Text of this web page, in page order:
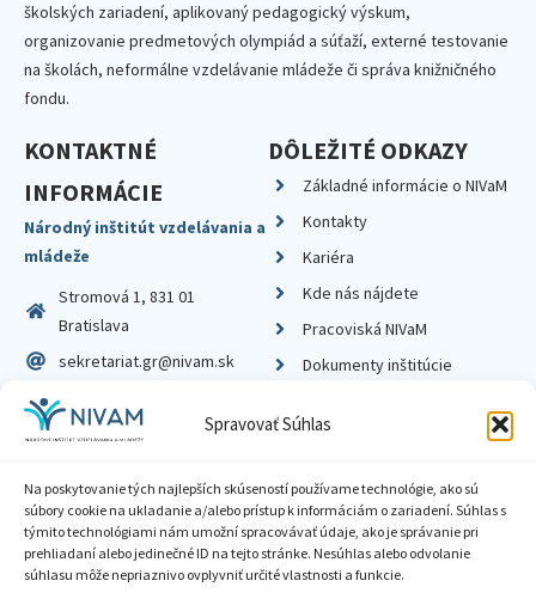
Spravovať Súhlas
Na poskytovanie tých najlepších skúseností používame technológie, ako sú
súbory cookie na ukladanie a/alebo prístup k informáciám o zariadení. Súhlas s
týmito technológiami nám umožní spracovávať údaje, ako je správanie pri
prehliadaní alebo jedinečné ID na tejto stránke. Nesúhlas alebo odvolanie
súhlasu môže nepriaznivo ovplyvniť určité vlastnosti a funkcie.
školských zariadení, aplikovaný pedagogický výskum,
organizovanie predmetových olympiád a súťaží, externé testovanie
na školách, neformálne vzdelávanie mládeže či správa knižničného
fondu.
KONTAKTNÉ
INFORMÁCIE
Národný inštitút vzdelávania a
mládeže
Stromová 1, 831 01
Bratislava
sekretariat.gr@nivam.sk
IČO: 00164348
DIČ: 2020798714
DÔLEŽITÉ ODKAZY
Základné informácie o NIVaM
Kontakty
Kariéra
Kde nás nájdete
Pracoviská NIVaM
Dokumenty inštitúcie
Zásady ochrany súkromia